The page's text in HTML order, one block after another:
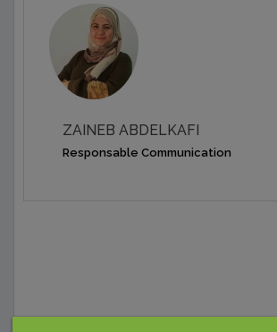
ZAINEB ABDELKAFI
Responsable Communication